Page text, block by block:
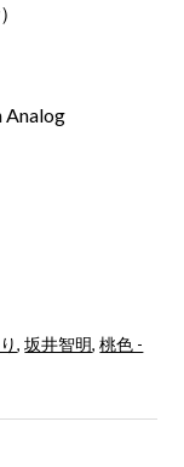
Analog
,坂井智明,桃色 -